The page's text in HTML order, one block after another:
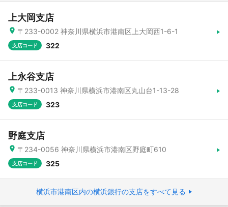
上大岡支店
〒233-0002 神奈川県横浜市港南区上大岡西1-6-1
支店コード 322
上永谷支店
〒233-0013 神奈川県横浜市港南区丸山台1-13-28
支店コード 323
野庭支店
〒234-0056 神奈川県横浜市港南区野庭町610
支店コード 325
横浜市港南区内の横浜銀行の支店をすべて見る